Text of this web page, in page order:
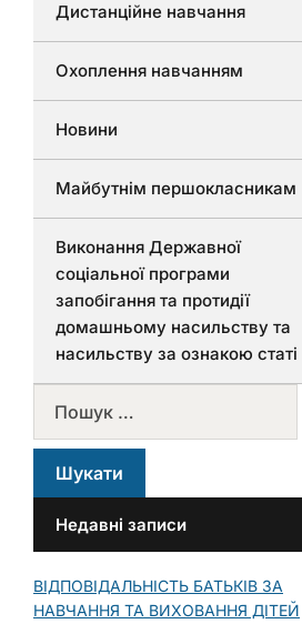
Дистанційне навчання
Охоплення навчанням
Новини
Майбутнім першокласникам
Виконання Державної
соціальної програми
запобігання та протидії
домашньому насильству та
насильству за ознакою статі
Недавні записи
ВІДПОВІДАЛЬНІСТЬ БАТЬКІВ ЗА
НАВЧАННЯ ТА ВИХОВАННЯ ДІТЕЙ